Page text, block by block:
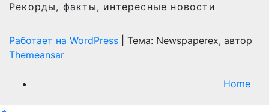
Рекорды, факты, интересные новости
Работает на WordPress
Тема: Newspaperex, автор
Themeansar
Home